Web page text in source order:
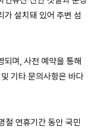
가 설치돼 있어 주변 섬
되며, 사전 예약을 통해
기타 문의사항은 바다
절 연휴기간 동안 국민